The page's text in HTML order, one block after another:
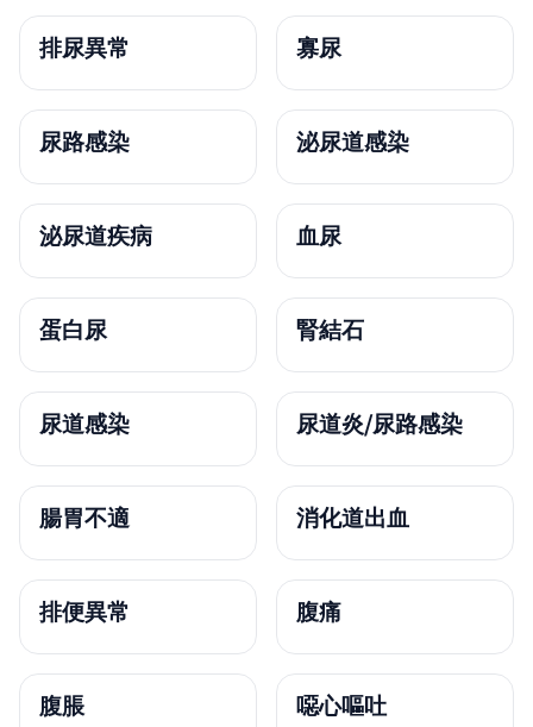
排尿異常 寡尿
尿路感染 泌尿道感染
泌尿道疾病 血尿
蛋白尿 腎結石
尿道感染 尿道炎/尿路感染
腸胃不適 消化道出血
排便異常 腹痛
腹脹 噁心嘔吐